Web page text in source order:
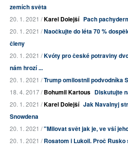
zemích světa
20. 1. 2021 /Karel Dolejší Pach
20. 1. 2021 /Naočkujte do léta 70 %
členy
20. 1. 2021 /Kvóty pro české potraviny
nám hrozí ...
20. 1. 2021 /Trump omilostnil podvodníka
18. 4. 2017 /Bohumil Kartous Diskutujte
20. 1. 2021 /Karel Dolejší Jak Navalnyj
Snowdena
20. 1. 2021 /"Milovat svět jak je, ve vší
20. 1. 2021 /Rosatom i Lukoil. Proč